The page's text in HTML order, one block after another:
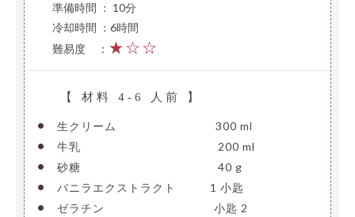
準備時間 ： 10分
冷却時間 ：6時間
難易度
： ★☆☆
【 材料 4-6 人前 】
• 生クリーム 300 ml
• 牛乳 200 ml
• 砂糖 40 g
• バニラエクストラクト 1 小匙
• ゼラチン 小匙 2